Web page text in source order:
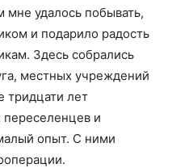
мне удалось побывать,
и подарило радость
Здесь собрались
местных учреждений
тридцати лет
и
опыт. С ними